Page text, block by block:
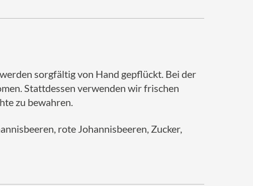
sorgfältig von Hand gepflückt. Bei der
Stattdessen verwenden wir frischen
zu bewahren.
rote Johannisbeeren, Zucker,